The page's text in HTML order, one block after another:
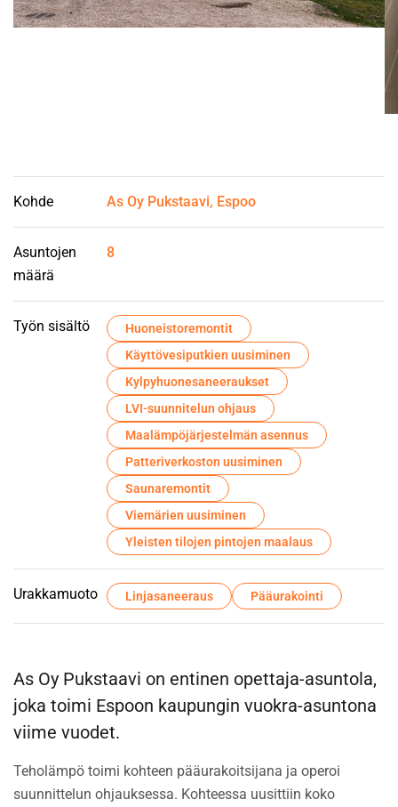
Kohde As Oy Pukstaavi, Espoo
Asuntojen
määrä
8
Työn sisältö
Huoneistoremontit
Käyttövesiputkien uusiminen
Kylpyhuonesaneeraukset
LVI-suunnitelun ohjaus
Maalämpöjärjestelmän asennus
Patteriverkoston uusiminen
Saunaremontit
Viemärien uusiminen
Yleisten tilojen pintojen maalaus
Urakkamuoto Linjasaneeraus Pääurakointi
As Oy Pukstaavi on entinen opettaja-asuntola,
joka toimi Espoon kaupungin vuokra-asuntona
viime vuodet.
Teholämpö toimi kohteen pääurakoitsijana ja operoi
suunnittelun ohjauksessa. Kohteessa uusittiin koko